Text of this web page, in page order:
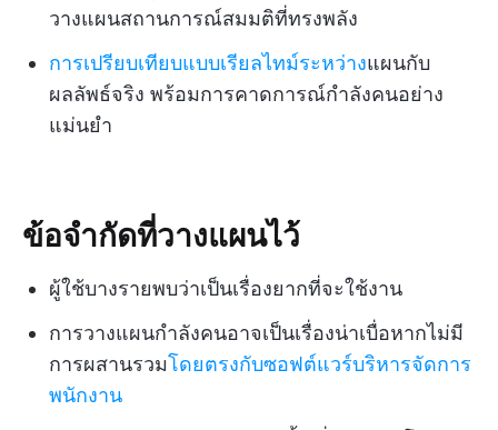
วางแผนสถานการณ์สมมติที่ทรงพลัง
การเปรียบเทียบแบบเรียลไทม์ระหว่างแผนกับ
ผลลัพธ์จริง พร้อมการคาดการณ์กำลังคนอย่าง
แม่นยำ
ข้อจำกัดที่วางแผนไว้
ผู้ใช้บางรายพบว่าเป็นเรื่องยากที่จะใช้งาน
การวางแผนกำลังคนอาจเป็นเรื่องน่าเบื่อหากไม่มี
การผสานรวมโดยตรงกับซอฟต์แวร์บริหารจัดการ
พนักงาน